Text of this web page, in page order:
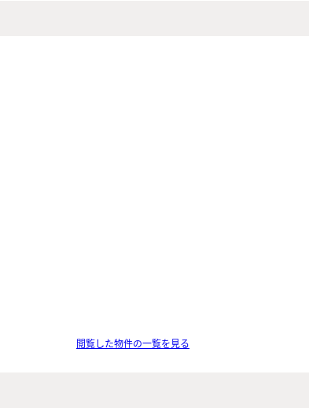
閲覧した物件の一覧を見る